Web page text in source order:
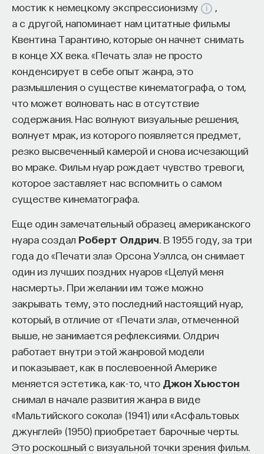
мостик к немецкому экспрессионизму
а с другой, напоминает нам цитатные фильмы
Квентина Тарантино, которые он начнет снимать
в конце ХХ века. «Печать зла» не просто
конденсирует в себе опыт жанра, это
размышления о существе кинематографа, о том,
что может волновать нас в отсутствие
содержания. Нас волнуют визуальные решения,
волнует мрак, из которого появляется предмет,
резко высвеченный камерой и снова исчезающий
во мраке. Фильм нуар рождает чувство тревоги,
которое заставляет нас вспомнить о самом
существе кинематографа.
Еще один замечательный образец американского
нуара создал Роберт Олдрич . В 1955 году, за три
года до «Печати зла» Орсона Уэллса, он снимает
один из лучших поздних нуаров «Целуй меня
насмерть». При желании им тоже можно
закрывать тему, это последний настоящий нуар,
который, в отличие от «Печати зла», отмеченной
выше, не занимается рефлексиями. Олдрич
работает внутри этой жанровой модели
и показывает, как в послевоенной Америке
меняется эстетика, как-то, что Джон Хьюстон
снимал в начале развития жанра в виде
«Мальтийского сокола» (1941) или «Асфальтовых
джунглей» (1950) приобретает барочные черты.
Это роскошный с визуальной точки зрения фильм.
Вторая стадия — «Инициация»
6. Путь испытаний — это главная часть
приключения. Герой попадает в необычный
фантастический мир. Блуждание в глубинах
бессознательного метафоризируется образом
запутанных помещений, лабиринта, преисподней,
схватками с драконами, демонами и тому
подобным. Возможна встреча с проводником-
трикстером (архетип Тени). Герой преодолевает
опасности и препятствия, осваивает нужные
навыки (архетип трансформации). 7. Встреча
с Богиней: проекция женственного архетипа
(Анимы, Великой Матери), который часто
предстает двойственно — и как «добрая», и как
«злая» мать. Является образ царственной Богини
мира, ведающей жизнью и смертью. Если герой
достиг духовной зрелости, он вступает с ней
в брак, принимая таким образом Жизнь во всех
ее проявлениях. 8. Искушение — часть испытания,
как правило, исходит от женщины: испытывается
умение героя совладать с ее двойственностью,
ее витальными проявлениями; иногда это
искушение властью, могуществом, богатством. 9.
глубоко скрытых сторон собственной личности
достигается через преодоление страха власти
отца, то есть самого главного глубинного